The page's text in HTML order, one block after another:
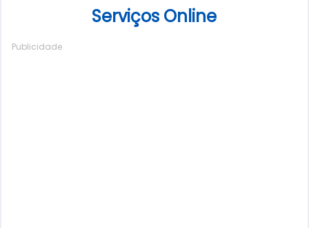
Serviços Online
Publicidade